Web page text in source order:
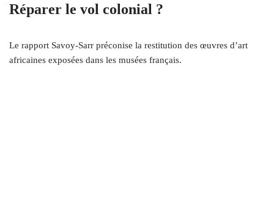
Réparer le vol colonial ?
Le rapport Savoy-Sarr préconise la restitution des œuvres d’art
africaines exposées dans les musées français.